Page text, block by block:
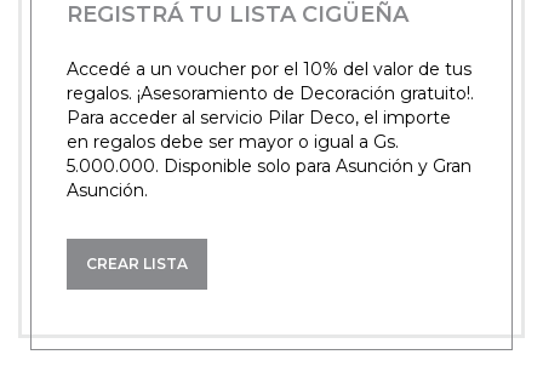
REGISTRÁ TU LISTA CIGÜEÑA
Accedé a un voucher por el 10% del valor de tus
regalos. ¡Asesoramiento de Decoración gratuito!.
Para acceder al servicio Pilar Deco, el importe
en regalos debe ser mayor o igual a Gs.
5.000.000. Disponible solo para Asunción y Gran
Asunción.
CREAR LISTA